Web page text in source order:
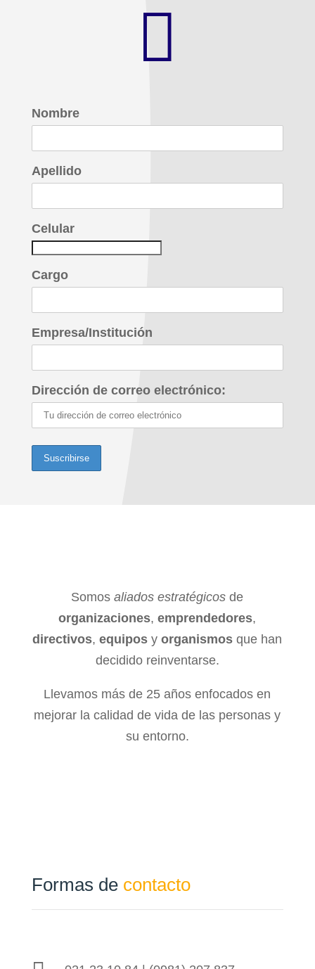

Nombre
Apellido
Celular
Cargo
Empresa/Institución
Dirección de correo electrónico:
Somosaliados estratégicos de
organizaciones,emprendedores,
directivos,equipos yorganismos que han
decidido reinventarse.
Llevamos más de 25 años enfocados en
mejorar la calidad de vida de las personas y
su entorno.
Formas de contacto